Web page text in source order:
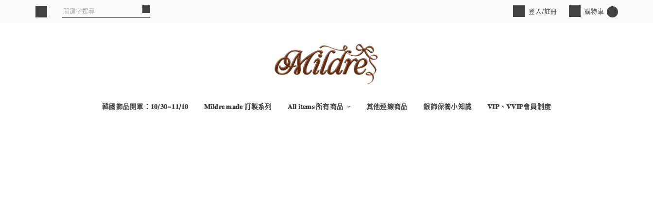
登入/註冊 購物車
韓國飾品開單：𝟏𝟎/𝟑𝟎~𝟏𝟏/𝟏𝟎 𝐌𝐢𝐥𝐝𝐫𝐞 𝐦𝐚𝐝𝐞 訂製系列 𝐀𝐥𝐥 𝐢𝐭𝐞𝐦𝐬 所有商品 其他連線商品 銀飾保養小知識 𝐕𝐈𝐏、𝐕𝐕𝐈𝐏會員制度